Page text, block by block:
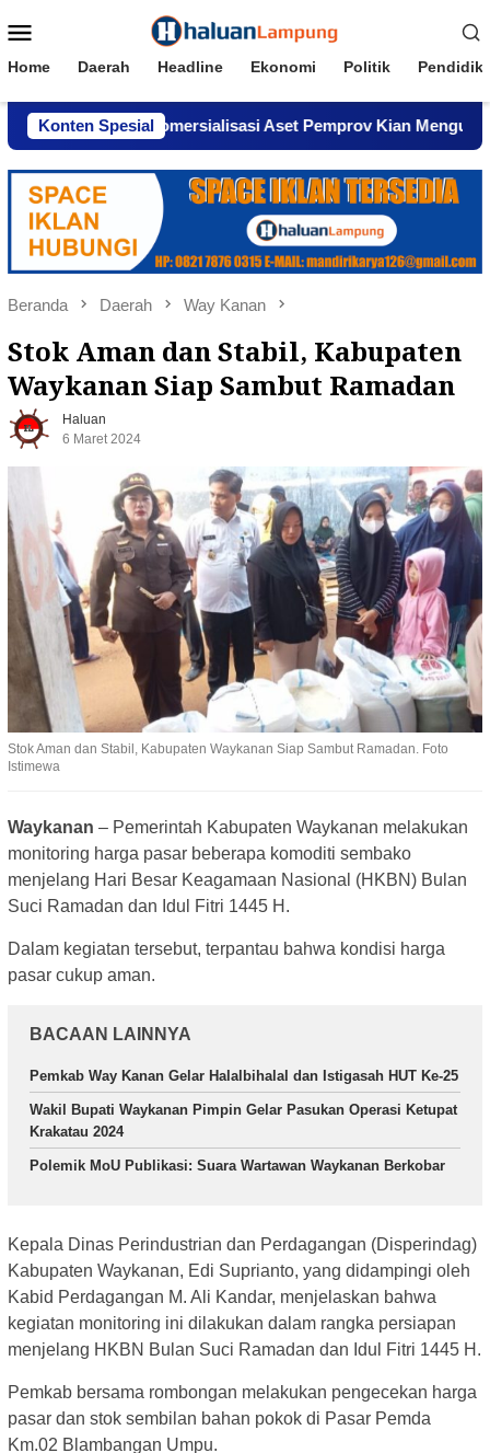
ke
Mobile
Home Daerah Headline Ekonomi Politik
Konten Spesial
Dugaan Komersialisasi Aset Pemprov Kian Menguat
Beranda Daerah Way Kanan
Stok Aman dan Stabil, Kabupaten
Waykanan Siap Sambut Ramadan
Haluan
6 Maret 2024
Stok Aman dan Stabil, Kabupaten Waykanan Siap Sambut Ramadan. Foto
Istimewa
Waykanan – Pemerintah Kabupaten Waykanan melakukan
monitoring harga pasar beberapa komoditi sembako
menjelang Hari Besar Keagamaan Nasional (HKBN) Bulan
Suci Ramadan dan Idul Fitri 1445 H.
Dalam kegiatan tersebut, terpantau bahwa kondisi harga
pasar cukup aman.
BACAAN LAINNYA
Pemkab Way Kanan Gelar Halalbihalal dan Istigasah HUT Ke-25
Wakil Bupati Waykanan Pimpin Gelar Pasukan Operasi Ketupat
Krakatau 2024
Polemik MoU Publikasi: Suara Wartawan Waykanan Berkobar
Kepala Dinas Perindustrian dan Perdagangan (Disperindag)
Kabupaten Waykanan, Edi Suprianto, yang didampingi oleh
Kabid Perdagangan M. Ali Kandar, menjelaskan bahwa
kegiatan monitoring ini dilakukan dalam rangka persiapan
menjelang HKBN Bulan Suci Ramadan dan Idul Fitri 1445 H.
Pemkab bersama rombongan melakukan pengecekan harga
pasar dan stok sembilan bahan pokok di Pasar Pemda
Km.02 Blambangan Umpu.